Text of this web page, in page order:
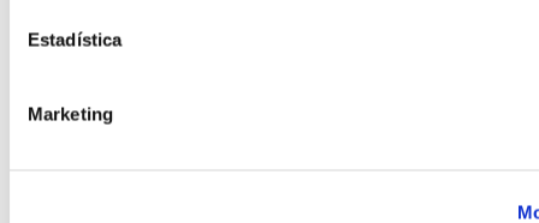
Estadística
Marketing
para tu máxima comodidad y
>> VER HOTEL